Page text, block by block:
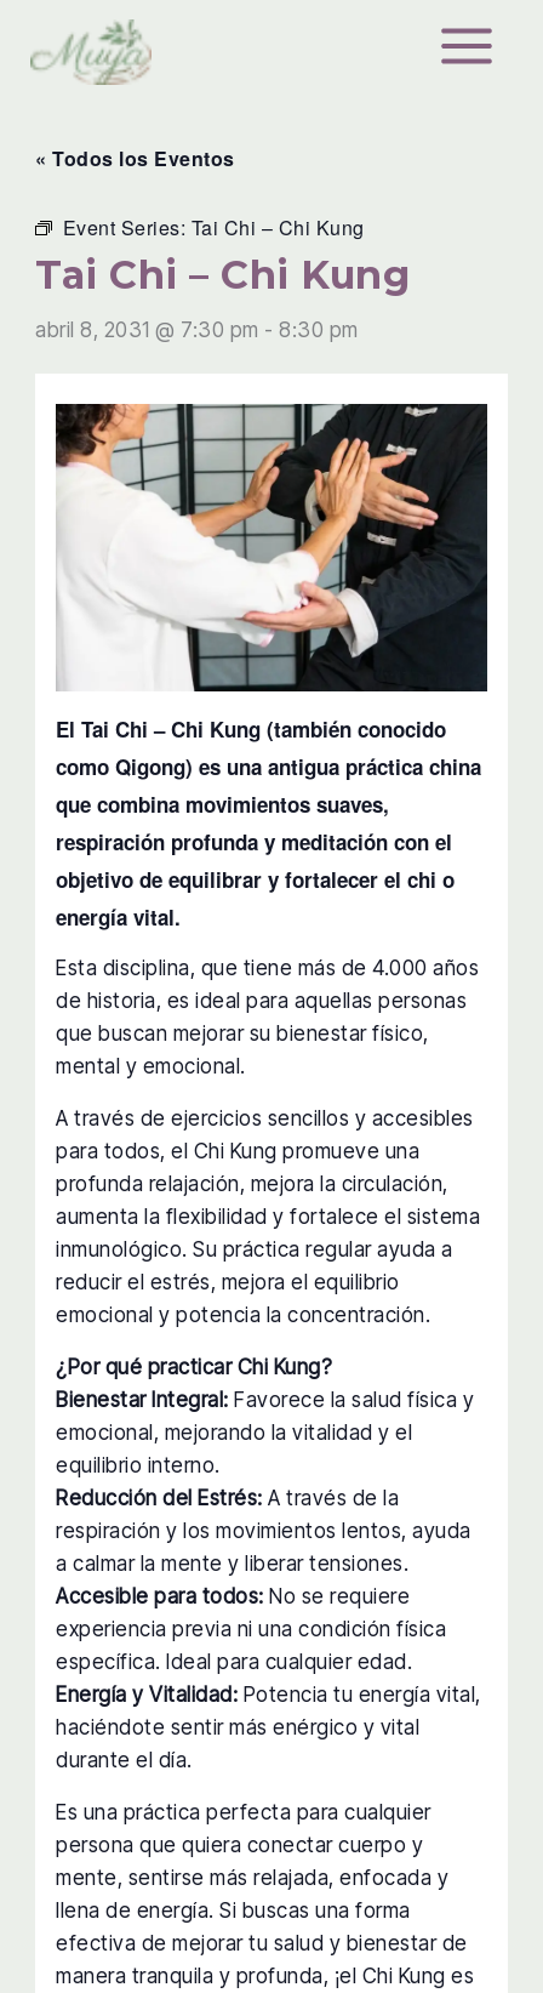
contenido
« Todos los Eventos
Event Series: Tai Chi – Chi Kung
Tai Chi – Chi Kung
abril 8, 2031 @ 7:30 pm -8:30 pm
El Tai Chi – Chi Kung (también conocido
como Qigong) es una antigua práctica china
que combina movimientos suaves,
respiración profunda y meditación con el
objetivo de equilibrar y fortalecer el chi o
energía vital.
Esta disciplina, que tiene más de 4.000 años
de historia, es ideal para aquellas personas
que buscan mejorar su bienestar físico,
mental y emocional.
A través de ejercicios sencillos y accesibles
para todos, el Chi Kung promueve una
profunda relajación, mejora la circulación,
aumenta la flexibilidad y fortalece el sistema
inmunológico. Su práctica regular ayuda a
reducir el estrés, mejora el equilibrio
emocional y potencia la concentración.
¿Por qué practicar Chi Kung?
Bienestar Integral: Favorece la salud física y
emocional, mejorando la vitalidad y el
equilibrio interno.
Reducción del Estrés: A través de la
respiración y los movimientos lentos, ayuda
a calmar la mente y liberar tensiones.
Accesible para todos: No se requiere
experiencia previa ni una condición física
específica. Ideal para cualquier edad.
Energía y Vitalidad: Potencia tu energía vital,
haciéndote sentir más enérgico y vital
durante el día.
Es una práctica perfecta para cualquier
persona que quiera conectar cuerpo y
mente, sentirse más relajada, enfocada y
llena de energía. Si buscas una forma
efectiva de mejorar tu salud y bienestar de
manera tranquila y profunda, ¡el Chi Kung es